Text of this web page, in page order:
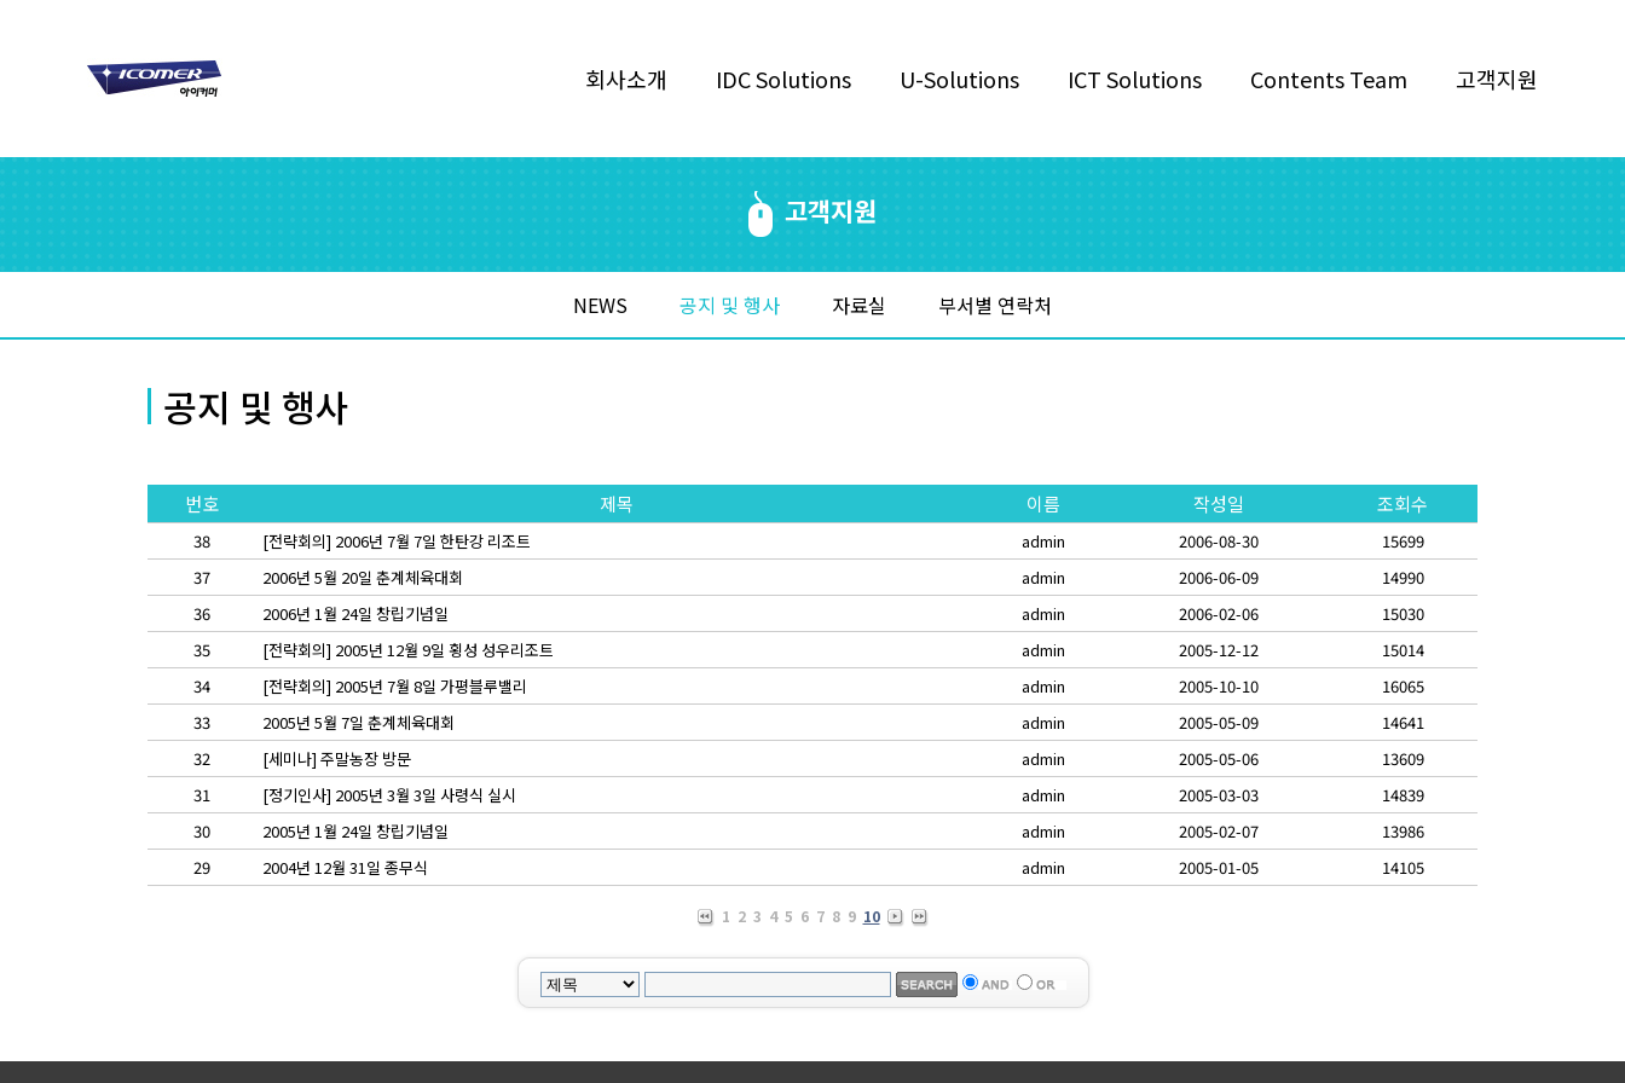
회사소개 IDC Solutions U-Solutions ICT Solutions Contents Team 고객지원
고객지원
NEWS 공지 및 행사 자료실 부서별 연락처
공지 및 행사
번호 제목 이름 작성일 조회수
38 [전략회의] 2006년 7월 7일 한탄강 리조트 admin 2006-08-30
15699
37
2006년 5월 20일 춘계체육대회 admin 2006-06-09
14990
36
2006년 1월 24일 창립기념일 admin 2006-02-06
15030
35
[전략회의] 2005년 12월 9일 횡성 성우리조트 admin 2005-12-12
15014
34
[전략회의] 2005년 7월 8일 가평블루밸리 admin 2005-10-10
16065
33
2005년 5월 7일 춘계체육대회 admin 2005-05-09
14641
32
[세미나] 주말농장 방문 admin 2005-05-06
13609
31
[정기인사] 2005년 3월 3일 사령식 실시 admin 2005-03-03
14839
30
2005년 1월 24일 창립기념일 admin 2005-02-07
13986
29
2004년 12월 31일 종무식 admin 2005-01-05 14105
1 2 3 4 5 6 7 8 9 10